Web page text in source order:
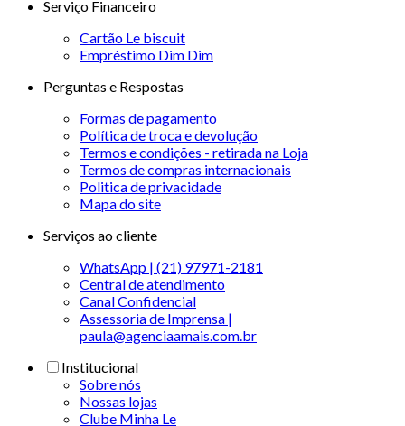
Serviço Financeiro
Cartão Le biscuit
Empréstimo Dim Dim
Perguntas e Respostas
Formas de pagamento
Política de troca e devolução
Termos e condições - retirada na Loja
Termos de compras internacionais
Politica de privacidade
Mapa do site
Serviços ao cliente
WhatsApp | (21) 97971-2181
Central de atendimento
Canal Confidencial
Assessoria de Imprensa |
paula@agenciaamais.com.br
Institucional
Sobre nós
Nossas lojas
Clube Minha Le